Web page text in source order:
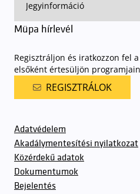
Müpa hírlevél
Regisztráljon és iratkozzon fel
elsőként értesüljön
REGISZTRÁLOK
Adatvédelem
Akadálymentesítési nyilatkozat
Közérdekű adatok
Dokumentumok
Bejelentés